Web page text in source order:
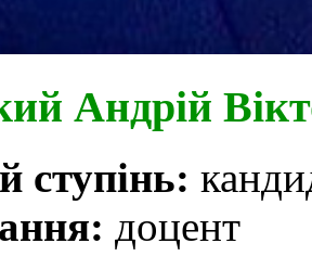
Андрій
ступінь:
доцент